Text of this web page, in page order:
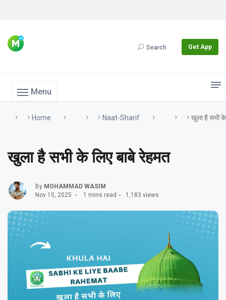
Search Get App
Menu
Home Naat-Sharif खुला है सभी के
खुला है सभी के लिए बाबे रेहमत
By MOHAMMAD WASIM
Nov 15, 2025
1 mins read 1,183 views